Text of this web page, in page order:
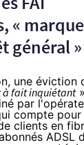
«
général »
une éviction
à fait inquiétant
par
compte
clients en
ADSL